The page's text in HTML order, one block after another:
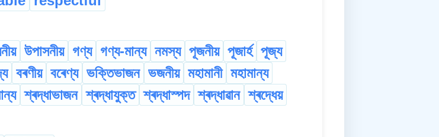
উপাসনীয় গণ্য গণ্য-মান্য নমস্য পূজনীয় পূজাৰ্হ পূজ্য
বৰণীয় বৰেণ্য ভক্তিভাজন ভজনীয় মহামানী মহামান্য
শ্ৰদ্ধাভাজন শ্ৰদ্ধাযুক্ত শ্ৰদ্ধাস্পদ শ্ৰদ্ধাৱান শ্ৰদ্ধেয়